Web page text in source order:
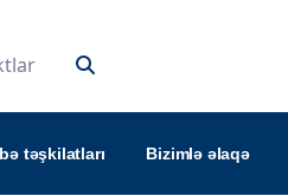
təşkilatları Bizimlə əlaqə